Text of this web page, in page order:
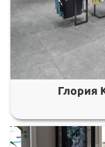
Глория